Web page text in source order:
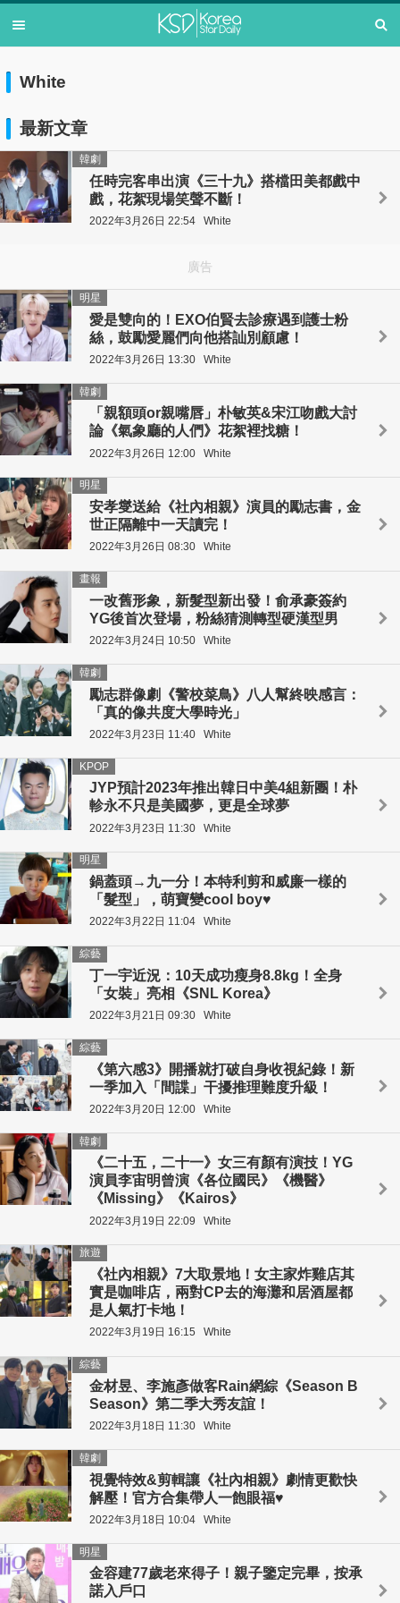
White
最新文章
任時完客串出演《三十九》搭檔田美都戲中
戲，花絮現場笑聲不斷！
韓劇
2022年3月26日 22:54 White
廣告
愛是雙向的！EXO伯賢去診療遇到護士粉
絲，鼓勵愛麗們向他搭訕別顧慮！
明星
2022年3月26日 13:30 White
「親額頭or親嘴唇」朴敏英&宋江吻戲大討
論《氣象廳的人們》花絮裡找糖！
韓劇
2022年3月26日 12:00 White
安孝燮送給《社內相親》演員的勵志書，金
世正隔離中一天讀完！
明星
2022年3月26日 08:30 White
一改舊形象，新髮型新出發！俞承豪簽約
YG後首次登場，粉絲猜測轉型硬漢型男
畫報
2022年3月24日 10:50 White
勵志群像劇《警校菜鳥》八人幫終映感言：
「真的像共度大學時光」
韓劇
2022年3月23日 11:40 White
JYP預計2023年推出韓日中美4組新團！朴
軫永不只是美國夢，更是全球夢
KPOP
2022年3月23日 11:30 White
鍋蓋頭→九一分！本特利剪和威廉一樣的
「髮型」，萌寶變cool boy♥
明星
2022年3月22日 11:04 White
丁一宇近況：10天成功瘦身8.8kg！全身
「女裝」亮相《SNL Korea》
綜藝
2022年3月21日 09:30 White
《第六感3》開播就打破自身收視紀錄！新
一季加入「間諜」干擾推理難度升級！
綜藝
2022年3月20日 12:00 White
《二十五，二十一》女三有顏有演技！YG
演員李宙明曾演《各位國民》《機醫》
《Missing》《Kairos》
韓劇
2022年3月19日 22:09 White
《社內相親》7大取景地！女主家炸雞店其
實是咖啡店，兩對CP去的海灘和居酒屋都
是人氣打卡地！
旅遊
2022年3月19日 16:15 White
金材昱、李施彥做客Rain網綜《Season B
Season》第二季大秀友誼！
綜藝
2022年3月18日 11:30 White
視覺特效&剪輯讓《社內相親》劇情更歡快
解壓！官方合集帶人一飽眼福♥
韓劇
2022年3月18日 10:04 White
金容建77歲老來得子！親子鑒定完畢，按承
諾入戶口
明星